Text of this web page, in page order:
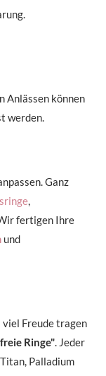
Anlässen können
werden.
Ganz
,
fertigen Ihre
und
viel Freude tragen
Ringe" . Jeder
Palladium